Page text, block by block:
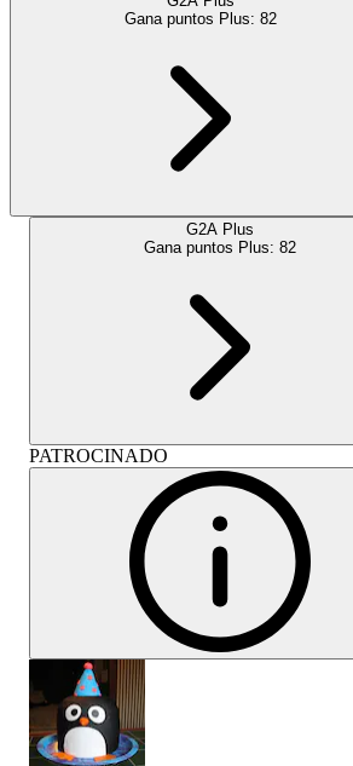
Gana puntos Plus: 82
G2A Plus
Gana puntos Plus: 82
PATROCINADO